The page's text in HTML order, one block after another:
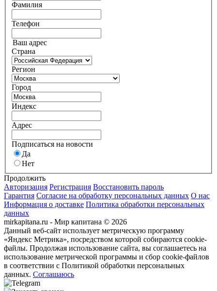
Фамилия
Телефон
Ваш адрес
Страна
Регион
Город
Индекс
Адрес
Подписаться на новости
Да
Нет
Продолжить
Авторизация Регистрация Восстановить пароль
Гарантия Согласие на обработку персональных данных О нас
Информация о доставке Политика обработки персональных
данных
mirkapitana.ru - Мир капитана © 2026
Данный веб-сайт использует метрическую программу
«Яндекс Метрика», посредством которой собираются cookie-
файлы. Продолжая использование сайта, вы соглашаетесь на
использование метрической программы и сбор cookie-файлов
в соответствии с Политикой обработки персональных
данных. Соглашаюсь